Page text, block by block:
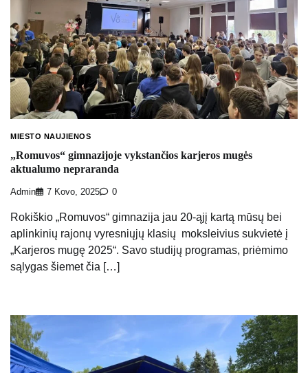
MIESTO NAUJIENOS
„Romuvos“ gimnazijoje vykstančios karjeros mugės
aktualumo nepraranda
Admin 7 Kovo, 2025 0
Rokiškio „Romuvos“ gimnazija jau 20-ąjį kartą mūsų bei
aplinkinių rajonų vyresniųjų klasių moksleivius sukvietė į
„Karjeros mugę 2025“. Savo studijų programas, priėmimo
sąlygas šiemet čia […]